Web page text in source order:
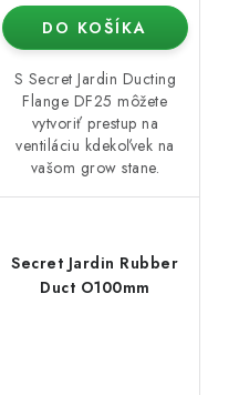
DO KOŠÍKA
S Secret Jardin Ducting
Flange DF25 môžete
vytvoriť prestup na
ventiláciu kdekoľvek na
vašom grow stane.
Secret Jardin Rubber
Duct O100mm